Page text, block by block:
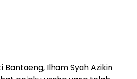
Bantaeng, Ilham Syah Azikin